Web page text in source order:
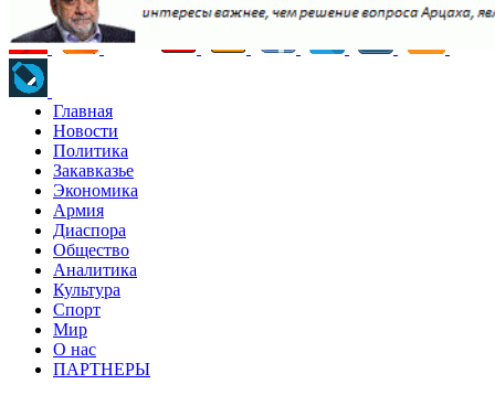
Главная
Новости
Политика
Закавказье
Экономика
Армия
Диаспора
Общество
Аналитика
Культура
Спорт
Мир
О нас
ПАРТНЕРЫ